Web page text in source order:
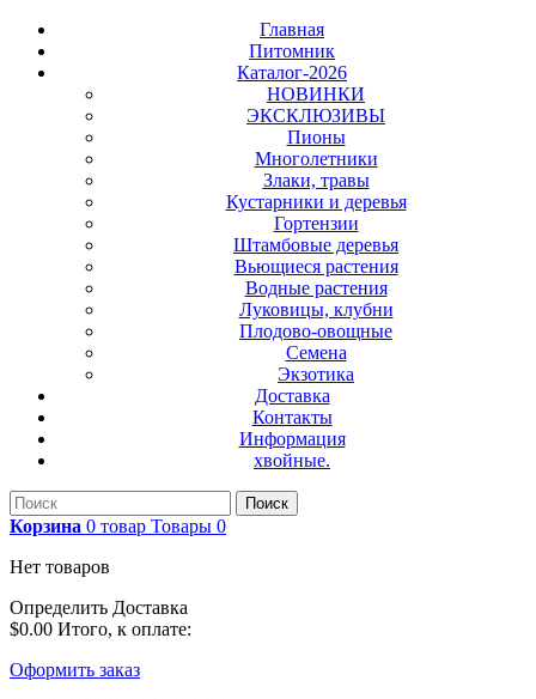
Главная
Питомник
Каталог-2026
НОВИНКИ
ЭКСКЛЮЗИВЫ
Пионы
Многолетники
Злаки, травы
Кустарники и деревья
Гортензии
Штамбовые деревья
Вьющиеся растения
Водные растения
Луковицы, клубни
Плодово-овощные
Семена
Экзотика
Доставка
Контакты
Информация
хвойные.
Поиск
Корзина 0 товар Товары 0
Нет товаров
Определить Доставка
$0.00 Итого, к оплате:
Оформить заказ